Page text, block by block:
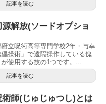
記事を読む
源解放(ソードオプショ
立呪術高等専門学校2年・与幸
操術」で遠隔操作している傀
使用する技の1つです。...
記事を読む
術師(じゅじゅつし)とは